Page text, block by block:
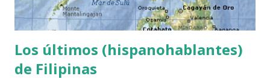
Los últimos (hispanohablantes)
de Filipinas